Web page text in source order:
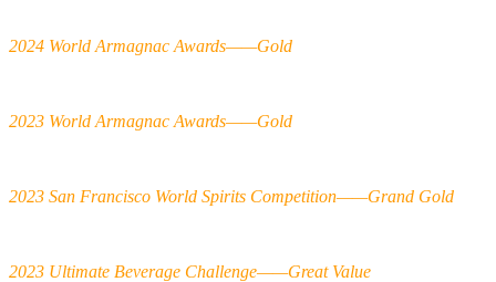
2024 World Armagnac Awards——Gold
2023 World Armagnac Awards——Gold
2023 San Francisco World Spirits Competition——Grand Gold
2023 Ultimate Beverage Challenge——Great Value